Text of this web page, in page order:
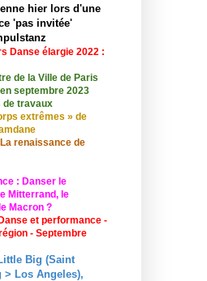
hier lors d'une
'pas invitée'
Danse élargie 2022 :
de la Ville de Paris
septembre 2023
de travaux
extrêmes » de
renaissance de
: Danser le
Mitterrand, le
Macron ?
et performance -
- Septembre
Big (Saint
> Los Angeles),